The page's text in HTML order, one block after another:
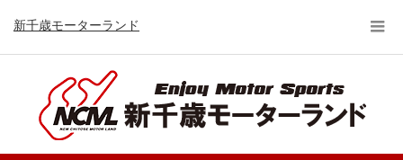
新千歳モーターランド